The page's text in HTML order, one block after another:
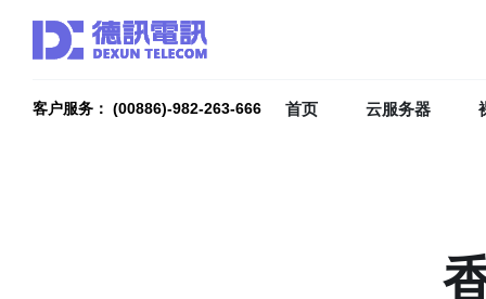
客户服务： (00886)-982-263-666 首页 云服务器